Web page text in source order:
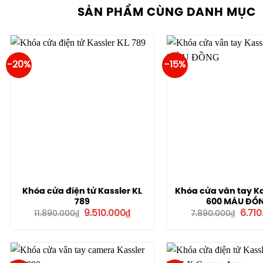
SẢN PHẨM CÙNG DANH MỤC
-20%
Khóa cửa điện tử Kassler KL
789
11.890.000₫ Giá
9.510.000₫Giá
hiện
9.510.000₫.
-15%
Khóa cửa vân tay
600 MÀU
7.890.000₫
Giá